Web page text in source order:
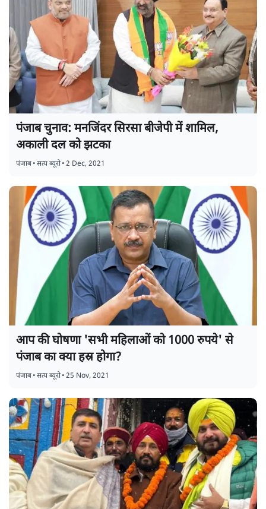
पंजाब चुनाव: मनजिंदर सिरसा बीजेपी में शामिल,
अकाली दल को झटका
पंजाब•सत्य ब्यूरो•2 Dec, 2021
आप की घोषणा 'सभी महिलाओं को 1000 रुपये' से
पंजाब का क्या हस्र होगा?
पंजाब•सत्य ब्यूरो•25 Nov, 2021